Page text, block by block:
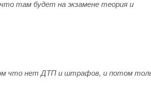
там будет на экзамене теория и
что нет ДТП и штрафов, и потом